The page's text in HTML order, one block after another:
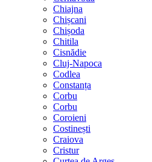
Chiajna
Chișcani
Chișoda
Chitila
Cisnădie
Cluj-Napoca
Codlea
Constanța
Corbu
Corbu
Coroieni
Costinești
Craiova
Cristur